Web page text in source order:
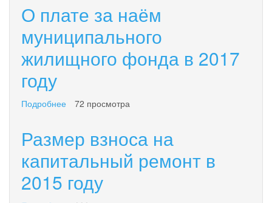
найма
и
договорам
найма
жилых
или
фонда
средней
стоимости
квадратного
площади
2019
год
на
городского
О плате за наём
муниципального
жилищного фонда в 2017
году
Подробнее
за
наём
муниципального
фонда
72 просмотра
Размер взноса на
капитальный ремонт в
2015 году